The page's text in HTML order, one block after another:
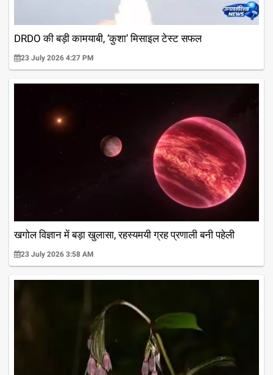
DRDO की बड़ी कामयाबी, ‘कुशा’ मिसाइल टेस्ट सफल
23 July 2026 4:27 PM
खगोल विज्ञान में बड़ा खुलासा, रहस्यमयी ग्रह प्रणाली बनी पहेली
23 July 2026 3:58 AM